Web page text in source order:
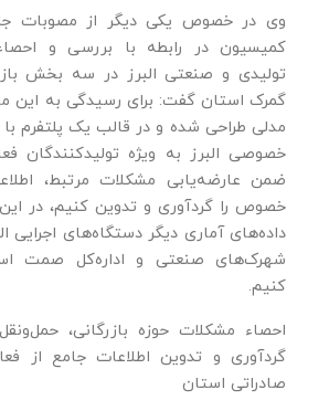
وی در خصوص یکی دیگر از مصوبات
کمیسیون در رابطه با بررسی و
تولیدی و صنعتی البرز در سه بخش
گمرک استان گفت: برای رسیدگی به این
مدلی طراحی شده و در قالب یک پلتفرم
خصوصی البرز به ویژه تولیدکنندگان
ضمن عارضه‌یابی مشکلات مرتبط،
خصوص را گردآوری و تدوین کنیم، در این
داده‌های آماری دیگر دستگاه‌های اجرایی
شهرک‌های صنعتی و اداره‌کل صمت
کنیم.
احصاء مشکلات حوزه بازرگانی،
گردآوری و تدوین اطلاعات جامع از
صادراتی استان